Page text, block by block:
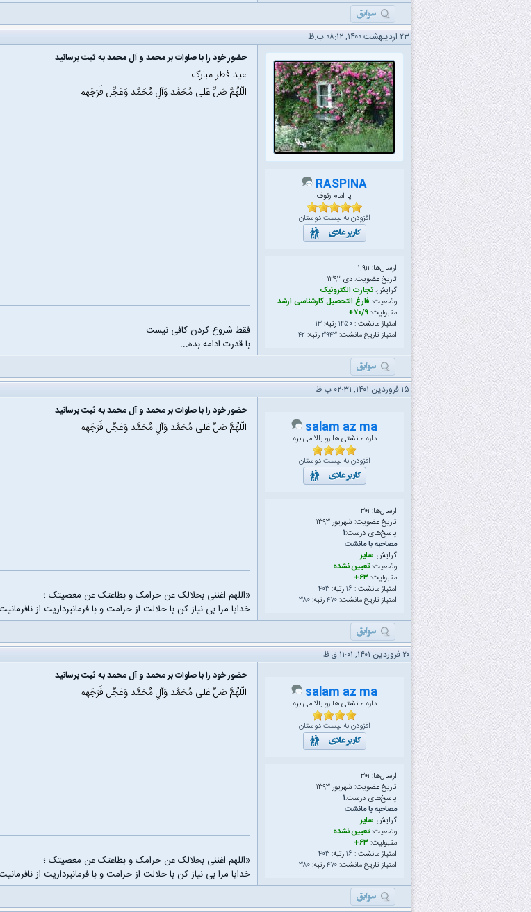
۲۳ اردیبهشت ۱۴۰۰, ۰۸:۱۲ ب.ظ
RASPINA
یا امام رئوف
افزودن به لیست دوستان
ارسال‌ها: ۱,۹۱۱
تاریخ عضویت: دى ۱۳۹۲
گرایش:تجارت الکترونیک
وضعیت: فارغ التحصیل کارشناسی ارشد
مقبولیت:۷۰/۹+
امتیاز مانشت :۱۴۵۰رتبه:۱۳
امتیاز تاریخ مانشت:۳۹۴۳رتبه: ۴۲
حضور خود را با صلوات بر محمد و آل محمد به ثبت برسانید
عید فطر مبارک
الّلهُمَّ صَلِّ عَلی مُحَمَّد وَآلِ مُحَمَّد وَعَجِّل فَرَجَهم
فقط شروع کردن کافی نیست
با قدرت ادامه بده...
۱۵ فروردین ۱۴۰۱, ۰۲:۳۱ ب.ظ
salam az ma
داره مانشتی ها رو بالا می بره
افزودن به لیست دوستان
ارسال‌ها: ۳۰۱
تاریخ عضویت: شهریور ۱۳۹۳
پاسخ‌های درست:۱
مصاحبه با مانشت
گرایش:سایر
وضعیت:تعیین نشده
مقبولیت:۶۳+
امتیاز مانشت : ۱۶رتبه:۴۰۳
امتیاز تاریخ مانشت:۴۷۰رتبه:۳۸۰
حضور خود را با صلوات بر محمد و آل محمد به ثبت برسانید
الّلهُمَّ صَلِّ عَلی مُحَمَّد وَآلِ مُحَمَّد وَعَجِّل فَرَجَهم
«اللهم اغننی بحلالک عن حرامک و بطاعتک عن معصیتک ؛
خدایا مرا بی نیاز کن با حلالت از حرامت و با فرمانبرداریت از
۲۰ فروردین ۱۴۰۱, ۱۱:۰۱ ق.ظ
salam az ma
داره مانشتی ها رو بالا می بره
افزودن به لیست دوستان
ارسال‌ها: ۳۰۱
تاریخ عضویت: شهریور ۱۳۹۳
پاسخ‌های درست:۱
مصاحبه با مانشت
گرایش:سایر
وضعیت:تعیین نشده
مقبولیت:۶۳+
امتیاز مانشت : ۱۶رتبه:۴۰۳
امتیاز تاریخ مانشت:۴۷۰رتبه:۳۸۰
حضور خود را با صلوات بر محمد و آل محمد به ثبت برسانید
الّلهُمَّ صَلِّ عَلی مُحَمَّد وَآلِ مُحَمَّد وَعَجِّل فَرَجَهم
«اللهم اغننی بحلالک عن حرامک و بطاعتک عن معصیتک ؛
خدایا مرا بی نیاز کن با حلالت از حرامت و با فرمانبرداریت از